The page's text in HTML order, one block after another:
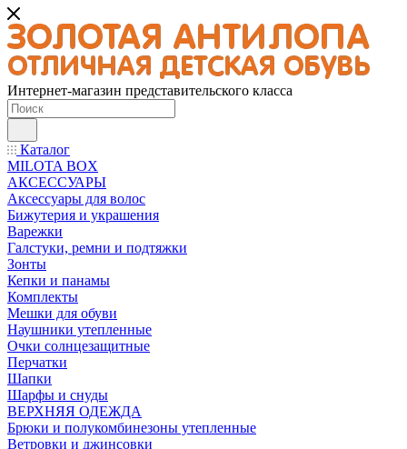
Интернет-магазин представительского класса
Каталог
MILOTA BOX
АКСЕССУАРЫ
Аксессуары для волос
Бижутерия и украшения
Варежки
Галстуки, ремни и подтяжки
Зонты
Кепки и панамы
Комплекты
Мешки для обуви
Наушники утепленные
Очки солнцезащитные
Перчатки
Шапки
Шарфы и снуды
ВЕРХНЯЯ ОДЕЖДА
Брюки и полукомбинезоны утепленные
Ветровки и джинсовки